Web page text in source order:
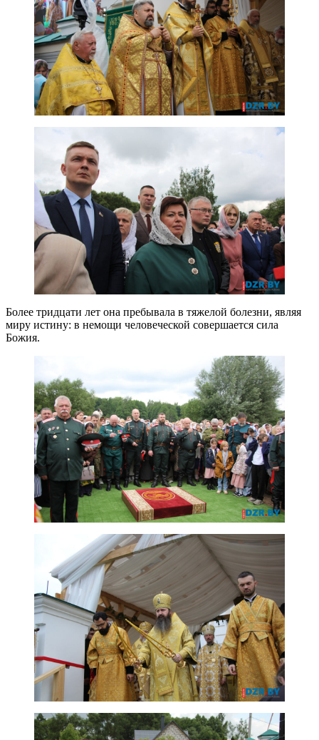
Более тридцати лет она пребывала в тяжелой болезни, являя
миру истину: в немощи человеческой совершается сила
Божия.